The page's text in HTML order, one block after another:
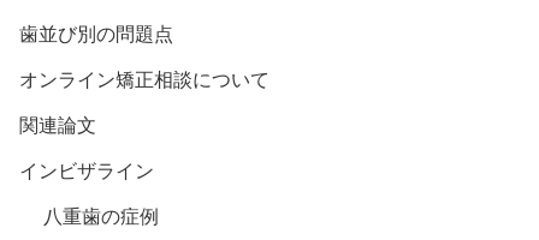
歯並び別の問題点
オンライン矯正相談について
関連論文
インビザライン
八重歯の症例